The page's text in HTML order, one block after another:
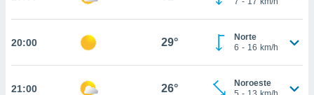
de que
sean
el sitio
20:00 29°
Norte
6 - 16 km/h
21:00 26°
Noroeste